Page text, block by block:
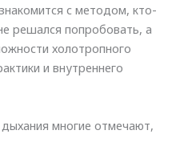
с методом, кто-
решался попробовать, а
холотропного
и внутреннего
многие отмечают,